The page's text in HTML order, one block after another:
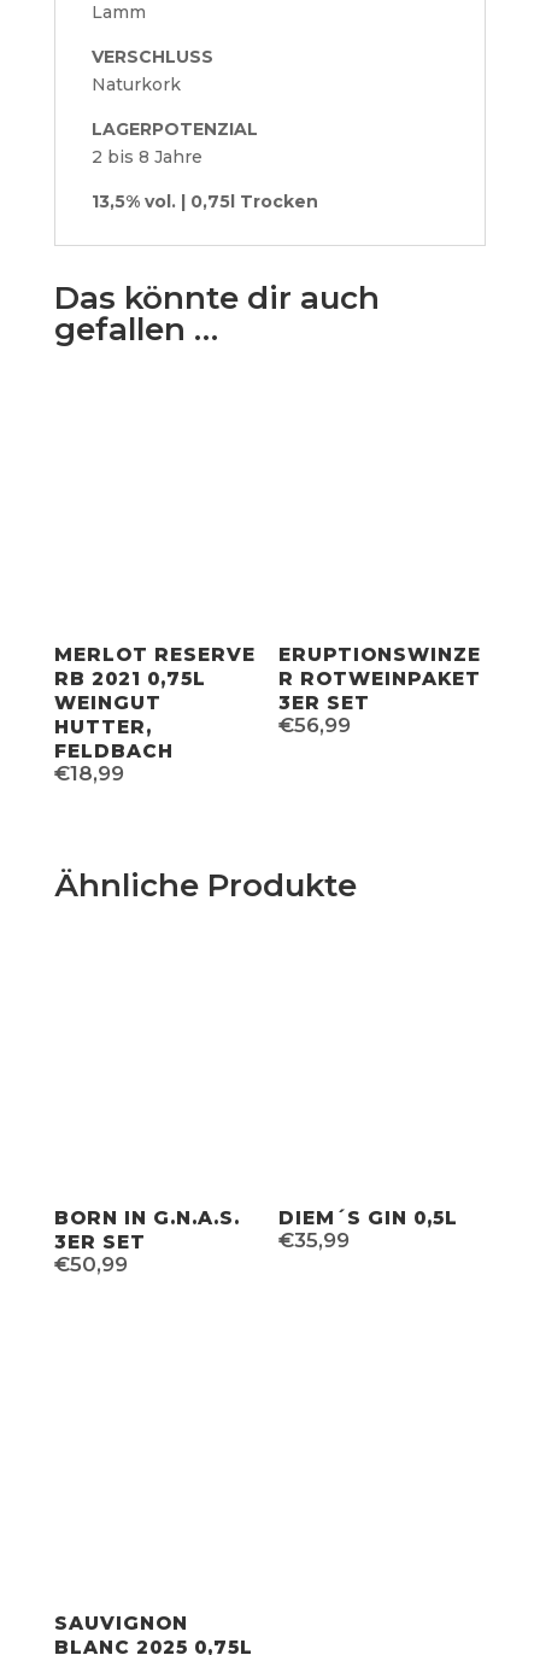
Lamm
VERSCHLUSS
Naturkork
LAGERPOTENZIAL
2 bis 8 Jahre
13,5% vol. | 0,75l Trocken
Das könnte dir auch
gefallen …
MERLOT RESERVE
RB 2021 0,75L
WEINGUT
HUTTER,
FELDBACH
€18,99
ERUPTIONSWINZE
R ROTWEINPAKET
3ER SET
€56,99
Ähnliche Produkte
BORN IN G.N.A.S.
3ER SET
€50,99
DIEM´S GIN 0,5L
€35,99
SAUVIGNON
BLANC 2025 0,75L